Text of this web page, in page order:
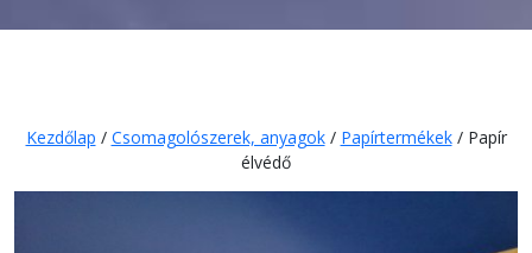
Kezdőlap / Csomagolószerek, anyagok/ Papírtermékek/ Papír
élvédő